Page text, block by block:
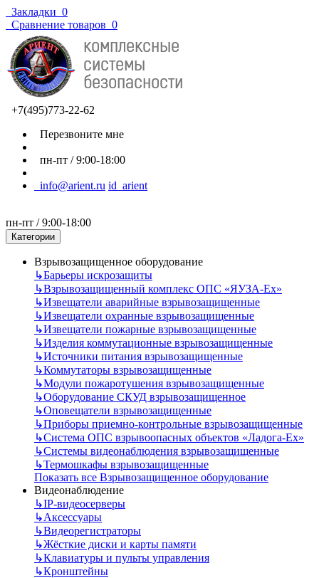
Закладки 0
Сравнение товаров 0
+7(495)773-22-62
Перезвоните мне
пн-пт / 9:00-18:00
info@arient.ru id_arient
пн-пт / 9:00-18:00
Категории
Взрывозащищенное оборудование
↳Барьеры искрозащиты
↳Взрывозащищенный комплекс ОПС «ЯУЗА-Ех»
↳Извещатели аварийные взрывозащищенные
↳Извещатели охранные взрывозащищенные
↳Извещатели пожарные взрывозащищенные
↳Изделия коммутационные взрывозащищенные
↳Источники питания взрывозащищенные
↳Коммутаторы взрывозащищенные
↳Модули пожаротушения взрывозащищенные
↳Оборудование СКУД взрывозащищенное
↳Оповещатели взрывозащищенные
↳Приборы приемно-контрольные взрывозащищенные
↳Система ОПС взрывоопасных объектов «Ладога-Ex»
↳Системы видеонаблюдения взрывозащищенные
↳Термошкафы взрывозащищенные
Показать все Взрывозащищенное оборудование
Видеонаблюдение
↳IP-видеосерверы
↳Аксессуары
↳Видеорегистраторы
↳Жёсткие диски и карты памяти
↳Клавиатуры и пульты управления
↳Кронштейны